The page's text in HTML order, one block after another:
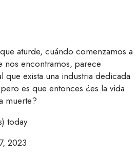
aturde, cuándo comenzamos a
nos encontramos, parece
que exista una industria dedicada
es que entonces ¿es la vida
muerte?
today
2023